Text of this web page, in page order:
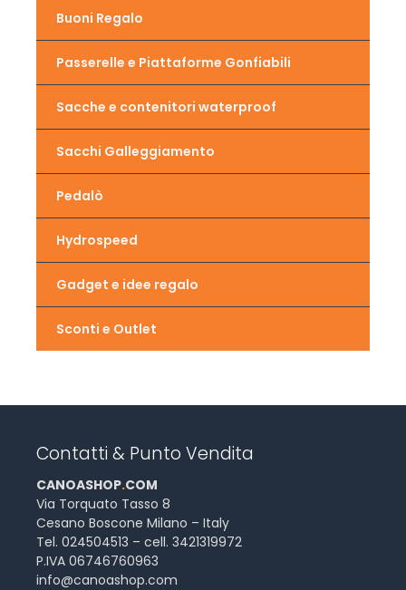
Buoni Regalo
Passerelle e Piattaforme Gonfiabili
Sacche e contenitori waterproof
Sacchi Galleggiamento
Pedalò
Hydrospeed
Gadget e idee regalo
Sconti e Outlet
Contatti & Punto Vendita
CANOASHOP.COM
Via Torquato Tasso 8
Cesano Boscone Milano – Italy
Tel. 024504513 – cell. 3421319972
P.IVA 06746760963
info@canoashop.com